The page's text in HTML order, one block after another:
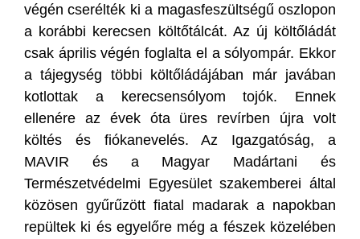
végén cserélték ki a magasfeszültségű oszlopon
a korábbi kerecsen költőtálcát. Az új költőládát
csak április végén foglalta el a sólyompár. Ekkor
a tájegység többi költőládájában már javában
kotlottak a kerecsensólyom tojók. Ennek
ellenére az évek óta üres revírben újra volt
költés és fiókanevelés. Az Igazgatóság, a
MAVIR és a Magyar Madártani és
Természetvédelmi Egyesület szakemberei által
közösen gyűrűzött fiatal madarak a napokban
repültek ki és egyelőre még a fészek közelében